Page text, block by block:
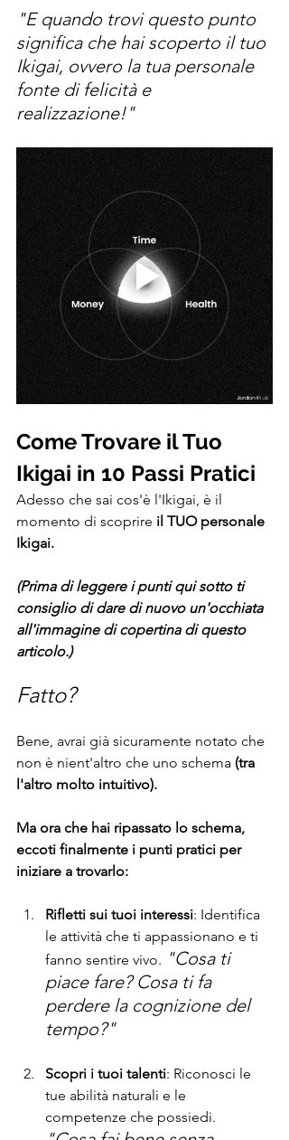
"E quando trovi questo punto
significa che hai scoperto il tuo
Ikigai, ovvero la tua personale
fonte di felicità e
realizzazione!"
Come Trovare il Tuo
Ikigai in 10 Passi Pratici
Adesso che sai cos'è l'Ikigai, è il
momento di scoprire il TUO personale
Ikigai.
(Prima di leggere i punti qui sotto ti
consiglio di dare di nuovo un'occhiata
all'immagine di copertina di questo
articolo.)
Fatto?
Bene, avrai già sicuramente notato che
non è nient'altro che uno schema (tra
l'altro molto intuitivo).
Ma ora che hai ripassato lo schema,
eccoti finalmente i punti pratici per
iniziare a trovarlo:
Rifletti sui tuoi interessi: Identifica
le attività che ti appassionano e ti
fanno sentire vivo. "Cosa ti
piace fare? Cosa ti fa
perdere la cognizione del
tempo?"
Scopri i tuoi talenti: Riconosci le
tue abilità naturali e le
competenze che possiedi.